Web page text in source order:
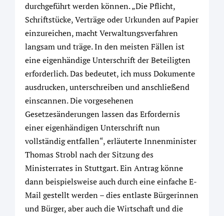
durchgeführt werden können. „Die Pflicht,
Schriftstücke, Verträge oder Urkunden auf Papier
einzureichen, macht Verwaltungsverfahren
langsam und träge. In den meisten Fällen ist
eine eigenhändige Unterschrift der Beteiligten
erforderlich. Das bedeutet, ich muss Dokumente
ausdrucken, unterschreiben und anschließend
einscannen. Die vorgesehenen
Gesetzesänderungen lassen das Erfordernis
einer eigenhändigen Unterschrift nun
vollständig entfallen“, erläuterte Innenminister
Thomas Strobl nach der Sitzung des
Ministerrates in Stuttgart. Ein Antrag könne
dann beispielsweise auch durch eine einfache E-
Mail gestellt werden – dies entlaste Bürgerinnen
und Bürger, aber auch die Wirtschaft und die